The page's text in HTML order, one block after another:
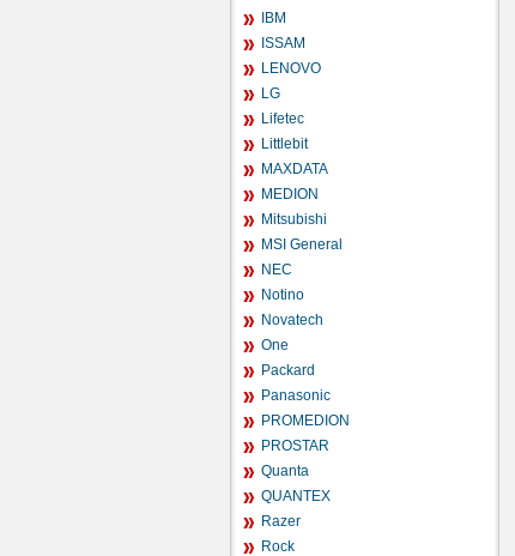
IBM
ISSAM
LENOVO
LG
Lifetec
Littlebit
MAXDATA
MEDION
Mitsubishi
MSI General
NEC
Notino
Novatech
One
Packard
Panasonic
PROMEDION
PROSTAR
Quanta
QUANTEX
Razer
Rock